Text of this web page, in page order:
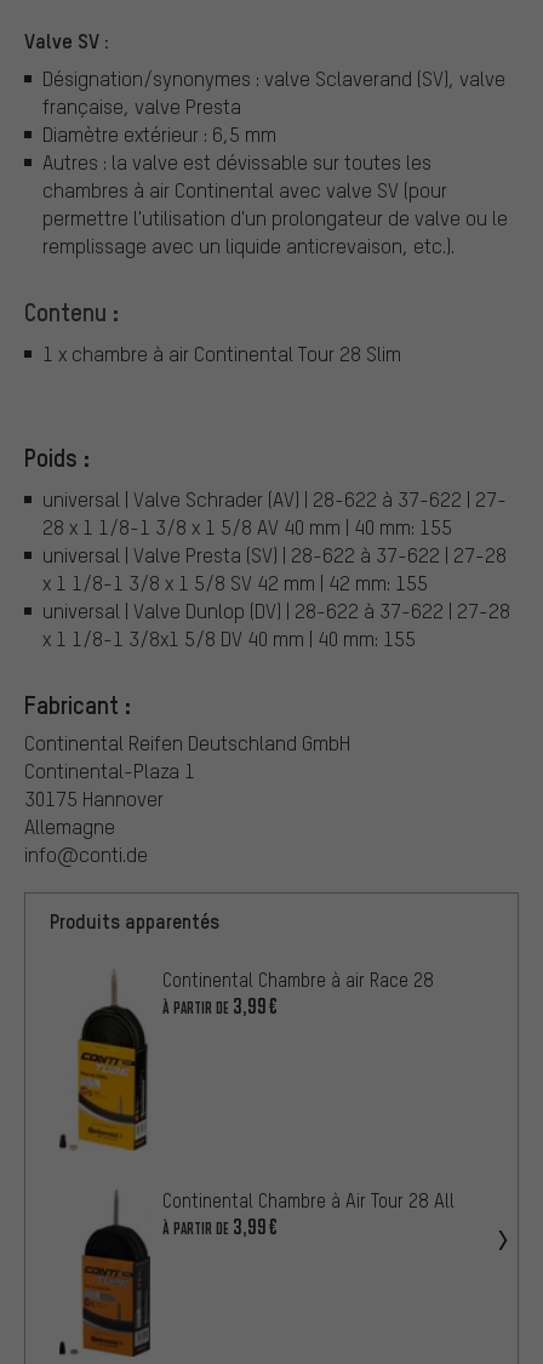
Valve SV :
Désignation/synonymes : valve Sclaverand (SV), valve
française, valve Presta
Diamètre extérieur : 6,5 mm
Autres : la valve est dévissable sur toutes les
chambres à air Continental avec valve SV (pour
permettre l'utilisation d'un prolongateur de valve ou le
remplissage avec un liquide anticrevaison, etc.).
Contenu :
1 x chambre à air Continental Tour 28 Slim
Poids :
universal | Valve Schrader (AV) | 28-622 à 37-622 | 27-
28 x 1 1/8-1 3/8 x 1 5/8 AV 40 mm | 40 mm: 155
universal | Valve Presta (SV) | 28-622 à 37-622 | 27-28
x 1 1/8-1 3/8 x 1 5/8 SV 42 mm | 42 mm: 155
universal | Valve Dunlop (DV) | 28-622 à 37-622 | 27-28
x 1 1/8-1 3/8x1 5/8 DV 40 mm | 40 mm: 155
Fabricant :
Continental Reifen Deutschland GmbH
Continental-Plaza 1
30175 Hannover
Allemagne
info@conti.de
Produits apparentés
Continental Chambre à air Race 28
À PARTIR DE 3,99€
Continental Chambre à Air Tour 28 All
À PARTIR DE 3,99€